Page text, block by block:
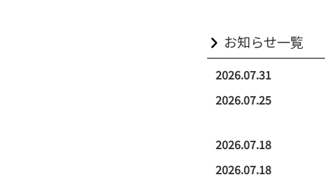
お知らせ一覧
2026.07.31
2026.07.25
2026.07.18
2026.07.18